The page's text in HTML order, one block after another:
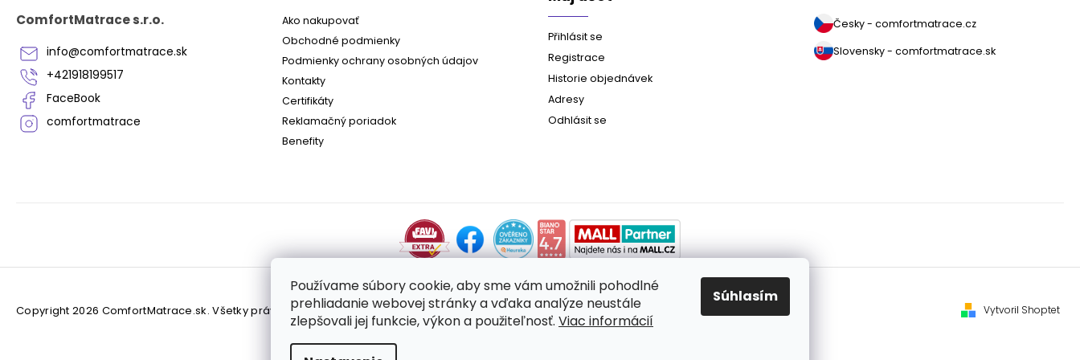
Používame súbory cookie, aby sme vám umožnili pohodlné
prehliadanie webovej stránky a vďaka analýze neustále
zlepšovali jej funkcie, výkon a použiteľnosť. Viac informácií
Súhlasím
ComfortMatrace s.r.o.
info@comfortmatrace.sk
+421918199517
FaceBook
comfortmatrace
Ako nakupovať
Obchodné podmienky
Podmienky ochrany osobných údajov
Kontakty
Certifikáty
Reklamačný poriadok
Benefity
Přihlásit se
Registrace
Historie objednávek
Adresy
Odhlásit se
Česky - comfortmatrace.cz
Slovensky - comfortmatrace.sk
Vytvoril Shoptet
Copyright 2026 ComfortMatrace.sk. Všetky práva vyhradené.